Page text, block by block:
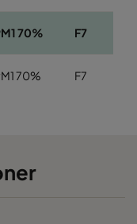
70% F7
70% F7